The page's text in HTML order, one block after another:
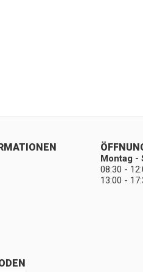
Montag -
08:30 -
13:00 -